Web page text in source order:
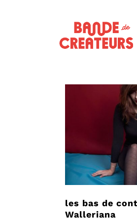
les bas de
Walleriana